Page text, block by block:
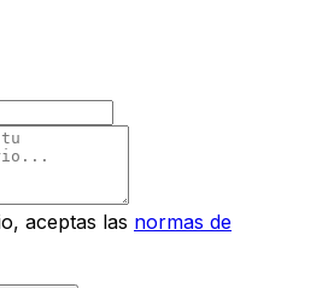
aceptas las normas de